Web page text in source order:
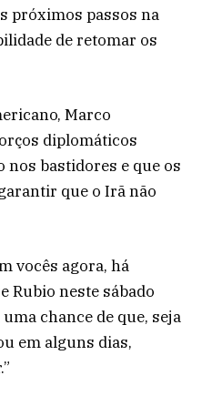
próximos passos na
de retomar os
Marco
diplomáticos
bastidores e que os
que o Irã não
vocês agora, há
Rubio neste sábado
chance de que, seja
em alguns dias,